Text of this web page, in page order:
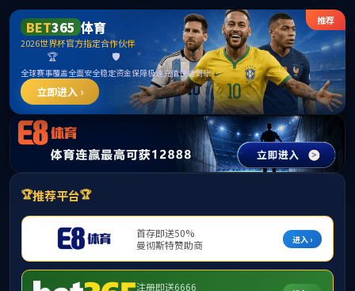
365英国上市公司(CHN-VIP认证)官网|Official
Website
提示：访问地址无效，allen-bradley-powerflex-700-20bb9p6a0aynbnc0
找不到对应的栏目！